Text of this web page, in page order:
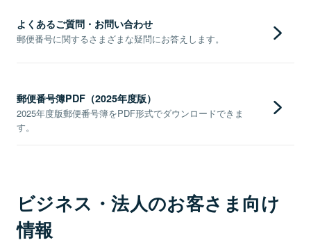
よくあるご質問・お問い合わせ
郵便番号に関するさまざまな疑問にお答えします。
郵便番号簿PDF（2025年度版）
2025年度版郵便番号簿をPDF形式でダウンロードできま
す。
ビジネス・法人のお客さま向け
情報